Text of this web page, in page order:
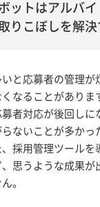
ットはアルバ
りこぼしを解決
と応募者の管理が
なることがありま
者対応が後回しに
ないことが多かっ
、採用管理ツールを
、思うような成果が
。